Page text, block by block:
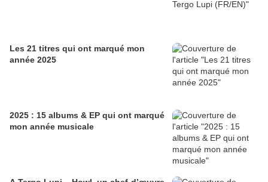
Les 21 titres qui ont marqué mon
année 2025
2025 : 15 albums & EP qui ont marqué
mon année musicale